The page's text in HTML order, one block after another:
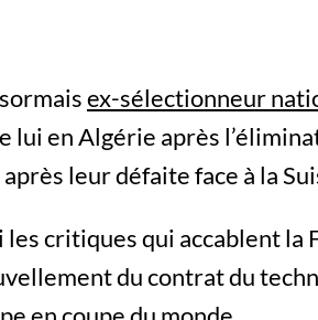
ex-sélectionneur
lui en Algérie après
leur défaite face à la
les critiques qui accablent la
du contrat du